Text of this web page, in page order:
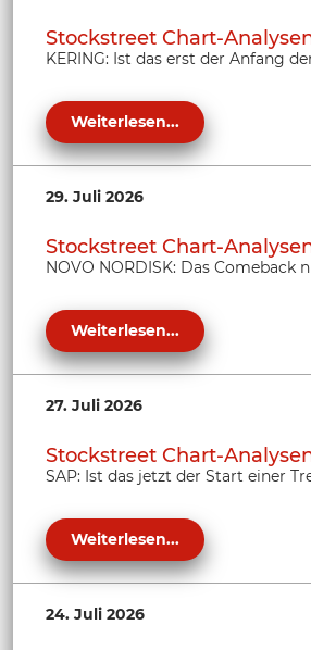
Stockstreet Chart-
KERING: Ist das erst der Anfang
Weiterlesen...
29. Juli 2026
Stockstreet Chart-
NOVO NORDISK: Das Comeback
Weiterlesen...
27. Juli 2026
Stockstreet Chart-
SAP: Ist das jetzt der Start einer
Weiterlesen...
24. Juli 2026